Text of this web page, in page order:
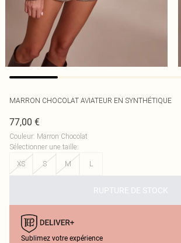
MARRON CHOCOLAT AVIATEUR EN SYNTHÉTIQUE
77,00 €
Couleur: Marron Chocolat
Sélectionner une taille:
XS
S M L
RUPTURE DE STOCK
Sublimez votre expérience